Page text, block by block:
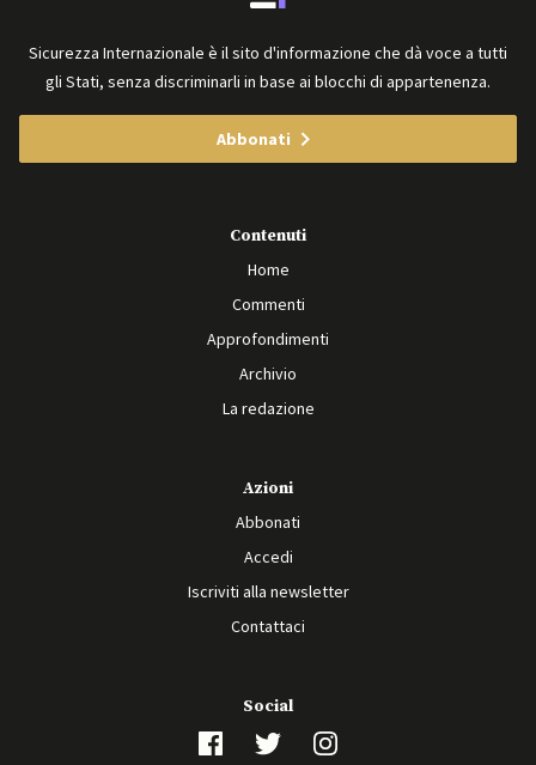
Sicurezza Internazionale è il sito d'informazione che dà voce a tutti
gli Stati, senza discriminarli in base ai blocchi di appartenenza.
Abbonati
Contenuti
Home
Commenti
Approfondimenti
Archivio
La redazione
Azioni
Abbonati
Accedi
Iscriviti alla newsletter
Contattaci
Social